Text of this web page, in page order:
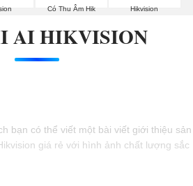
Có Thu Âm Hik
Hikvision
AI HIKVISION
bạn có thể viết một bài viết giới thiệu sản
giá rẻ với hình ảnh chất lượng sắc